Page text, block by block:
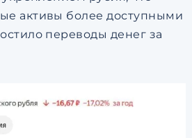
активы более доступными
переводы денег за